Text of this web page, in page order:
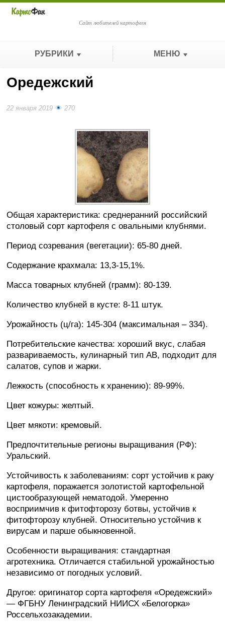
Сайт любителей картофеля
РУБРИКИ МЕНЮ
Оредежский
22 января 2019 270
Общая характеристика: среднеранний российский
столовый сорт картофеля с овальными клубнями.
Период созревания (вегетации): 65-80 дней.
Содержание крахмала: 13,3-15,1%.
Масса товарных клубней (грамм): 80-139.
Количество клубней в кусте: 8-11 штук.
Урожайность (ц/га): 145-304 (максимальная – 334).
Потребительские качества: хороший вкус, слабая
развариваемость, кулинарный тип AB, подходит для
салатов, супов и жарки.
Лежкость (способность к хранению): 89-99%.
Цвет кожуры: желтый.
Цвет мякоти: кремовый.
Предпочтительные регионы выращивания (РФ):
Уральский.
Устойчивость к заболеваниям: сорт устойчив к раку
картофеля, поражается золотистой картофельной
цистообразующей нематодой. Умеренно
восприимчив к фитофторозу ботвы, устойчив к
фитофторозу клубней. Относительно устойчив к
вирусам и парше обыкновенной.
Особенности выращивания: стандартная
агротехника. Отличается стабильной урожайностью
независимо от погодных условий.
Другое: оригинатор сорта картофеля «Оредежский»
— ФГБНУ Ленинградский НИИСХ «Белогорка»
Россельхозакадемии.